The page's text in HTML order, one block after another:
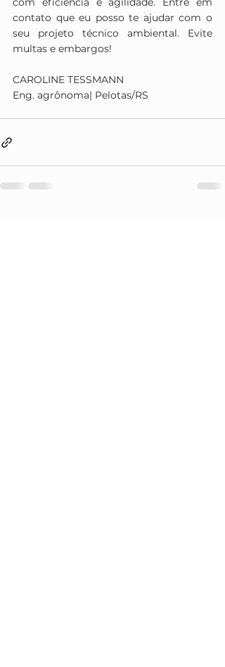
contato que eu posso te ajudar com o
seu projeto técnico ambiental. Evite
multas e embargos!
CAROLINE TESSMANN
Eng. agrônoma| Pelotas/RS